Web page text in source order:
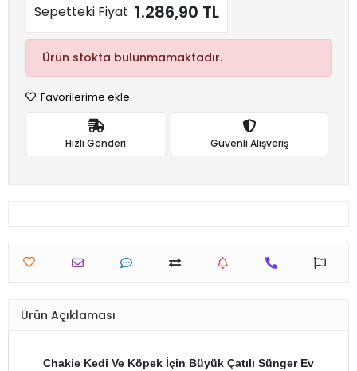
Sepetteki Fiyat 1.286,90 TL
Ürün stokta bulunmamaktadır.
Favorilerime ekle
Hızlı Gönderi Güvenli Alışveriş
Ürün Açıklaması
Chakie Kedi Ve Köpek İçin Büyük Çatılı Sünger Ev